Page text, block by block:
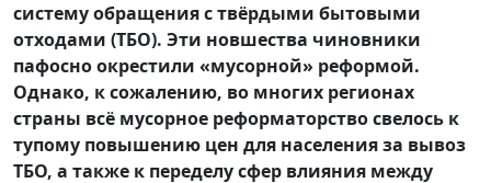
систему обращения с твёрдыми бытовыми
отходами (ТБО). Эти новшества чиновники
пафосно окрестили «мусорной» реформой.
Однако, к сожалению, во многих регионах
страны всё мусорное реформаторство свелось к
тупому повышению цен для населения за вывоз
ТБО, а также к переделу сфер влияния между